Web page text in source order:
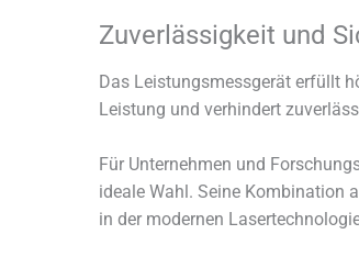
Zuverlässigkeit und
Das Leistungsmessgerät erfüllt
Leistung und verhindert
Für Unternehmen und
ideale Wahl. Seine Kombination
in der modernen